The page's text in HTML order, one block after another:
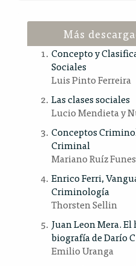
Más
Concepto y
Sociales
Luis Pinto Ferreira
Las clases sociales
Lucio Mendieta y
Conceptos
Criminal
Mariano Ruíz Funes
Enrico Ferri,
Criminología
Thorsten Sellin
Juan Leon Mera.
biografía de Darío
Emilio Uranga